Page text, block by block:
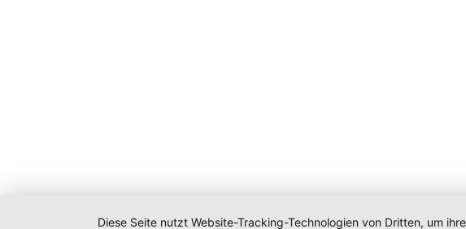
Diese Seite nutzt Website-Tracking-Technologien von Dritten, um